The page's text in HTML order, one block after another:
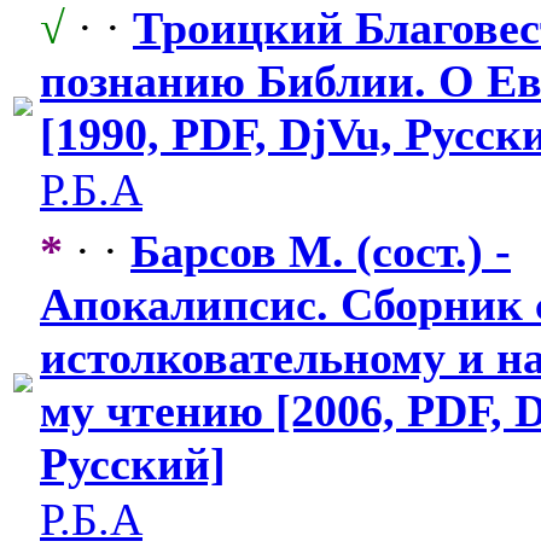
√ · · Троицкий
познанию Библии. О
[1990, PDF, DjVu,
Р.Б.А
* · · Барсов М. (сост.) -
Апокалипсис. Сборник
истолковател​ьному и
му чтению [2006, PDF,
Русский]
Р.Б.А